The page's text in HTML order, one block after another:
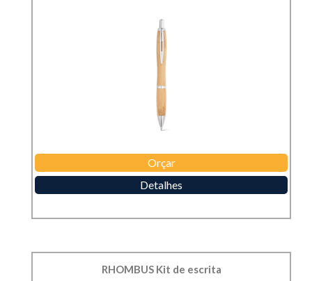
Orçar
Detalhes
RHOMBUS Kit de escrita